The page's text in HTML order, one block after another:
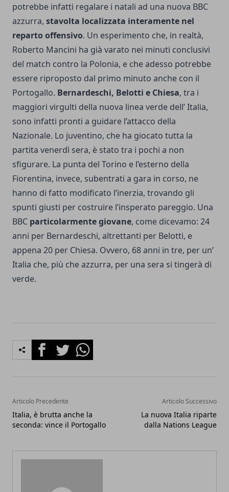
potrebbe infatti regalare i natali ad una nuova BBC
azzurra, stavolta localizzata interamente nel
reparto offensivo. Un esperimento che, in realtà,
Roberto Mancini ha già varato nei minuti conclusivi
del match contro la Polonia, e che adesso potrebbe
essere riproposto dal primo minuto anche con il
Portogallo. Bernardeschi, Belotti e Chiesa, tra i
maggiori virgulti della nuova linea verde dell’ Italia,
sono infatti pronti a guidare l’attacco della
Nazionale. Lo juventino, che ha giocato tutta la
partita venerdì sera, è stato tra i pochi a non
sfigurare. La punta del Torino e l’esterno della
Fiorentina, invece, subentrati a gara in corso, ne
hanno di fatto modificato l’inerzia, trovando gli
spunti giusti per costruire l’insperato pareggio. Una
BBC particolarmente giovane, come dicevamo: 24
anni per Bernardeschi, altrettanti per Belotti, e
appena 20 per Chiesa. Ovvero, 68 anni in tre, per un’
Italia che, più che azzurra, per una sera si tingerà di
verde.
FacebookTwitterWhatsapp
Articolo Precedente
Italia, è brutta anche la
seconda: vince il Portogallo
Articolo Successivo
La nuova Italia riparte
dalla Nations League